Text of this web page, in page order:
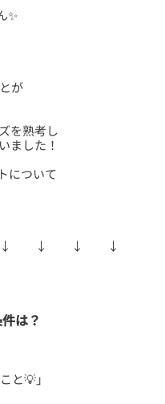
が
を熟考し
について
は？